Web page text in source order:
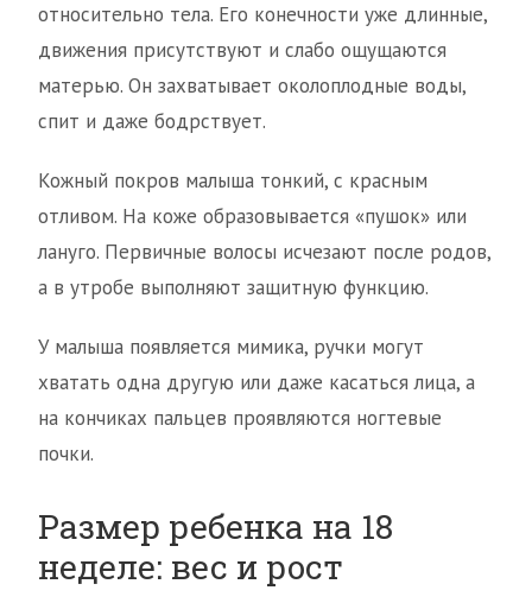
относительно тела. Его конечности уже длинные,
движения присутствуют и слабо ощущаются
матерью. Он захватывает околоплодные воды,
спит и даже бодрствует.
Кожный покров малыша тонкий, с красным
отливом. На коже образовывается «пушок» или
лануго. Первичные волосы исчезают после родов,
а в утробе выполняют защитную функцию.
У малыша появляется мимика, ручки могут
хватать одна другую или даже касаться лица, а
на кончиках пальцев проявляются ногтевые
почки.
Размер ребенка на 18
неделе: вес и рост